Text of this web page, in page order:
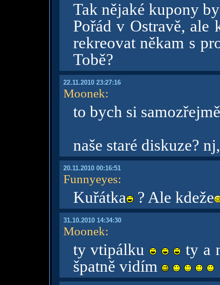
Tak nějaké kupony
Pořád v Ostravě, ale
rekreovat někam s
Tobě?
22.11.2010 23:27:16
Moonek:
to bych si
naše staré diskuze?
20.11.2010 00:16:51
Funnyeyes:
Kuřátka ? Ale kdeže
31.10.2010 14:34:30
Moonek:
ty vtipálku
ty a
špatně vidím